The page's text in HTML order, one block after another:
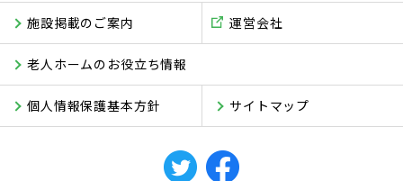
施設掲載のご案内
老人ホームのお役立ち情報
サイトマップ
運営会社
個人情報保護基本方針